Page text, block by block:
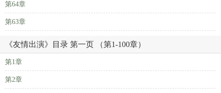
第64章
第63章
《友情出演》目录 第一页 （第1-100章）
第1章
第2章